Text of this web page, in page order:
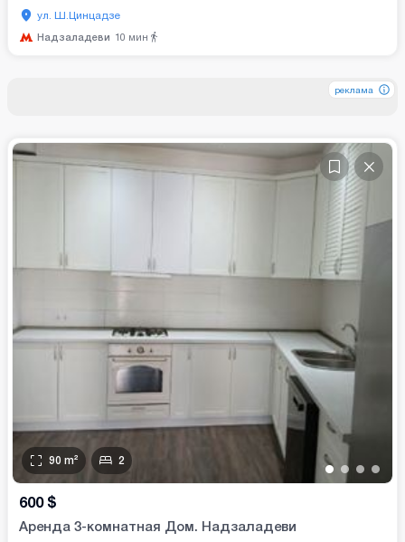
ул. Ш.Цинцадзе
Надзаладеви 10 мин
• • • •
90 m² 2
600 $
Аренда 3-комнатная Дом. Надзаладеви
реклама
реклама
реклама